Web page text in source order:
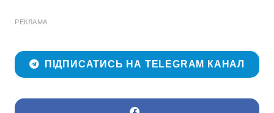
РЕКЛАМА
ПІДПИСАТИСЬ НА TELEGRAM КАНАЛ